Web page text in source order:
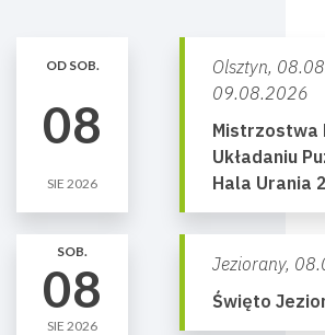
OD SOB.
08
SIE 2026
Olsztyn,
09.08.2026
Mistrzostwa
Układaniu
Hala Urania
SOB.
08
SIE 2026
Jeziorany,
Święto